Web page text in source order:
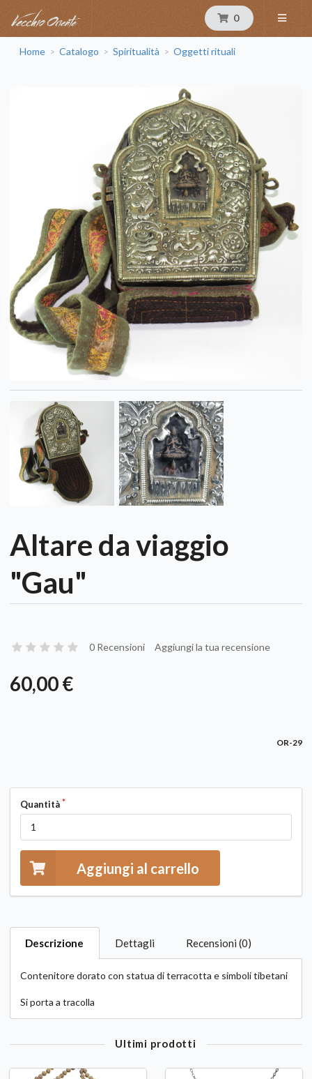
0
Home > Catalogo > Spiritualità > Oggetti rituali
Altare da viaggio
"Gau"
0 Recensioni Aggiungi la tua recensione
60,00 €
OR-29
Quantità
Aggiungi al carrello
Descrizione Dettagli Recensioni (0)
Contenitore dorato con statua di terracotta e simboli tibetani
Si porta a tracolla
Ultimi prodotti